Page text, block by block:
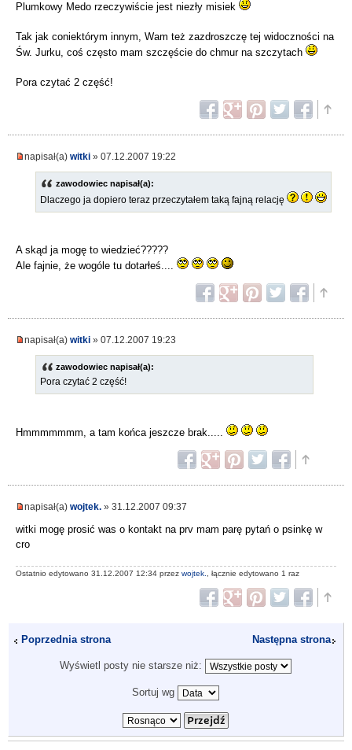
Plumkowy Medo rzeczywiście jest niezły misiek
Tak jak coniektórym innym, Wam też zazdroszczę tej widoczności na
Św. Jurku, coś często mam szczęście do chmur na szczytach
Pora czytać 2 część!
napisał(a) witki » 07.12.2007 19:22
zawodowiec napisał(a):
Dlaczego ja dopiero teraz przeczytałem taką fajną relację
A skąd ja mogę to wiedzieć?????
Ale fajnie, że wogóle tu dotarłeś....
napisał(a) witki » 07.12.2007 19:23
zawodowiec napisał(a):
Pora czytać 2 część!
Hmmmmmmm, a tam końca jeszcze brak.....
napisał(a) wojtek. » 31.12.2007 09:37
witki mogę prosić was o kontakt na prv mam parę pytań o psinkę w
cro
Ostatnio edytowano 31.12.2007 12:34 przez wojtek. , łącznie edytowano 1 raz
Poprzednia strona Następna strona
Wyświetl posty nie starsze niż:
Sortuj wg